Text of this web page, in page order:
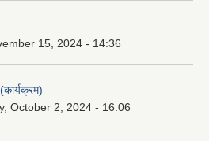
15, 2024 - 14:36
October 2, 2024 - 16:06